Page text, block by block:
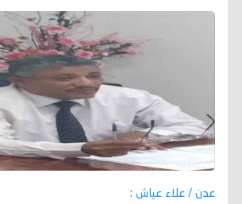
عدن / علاء عياش :